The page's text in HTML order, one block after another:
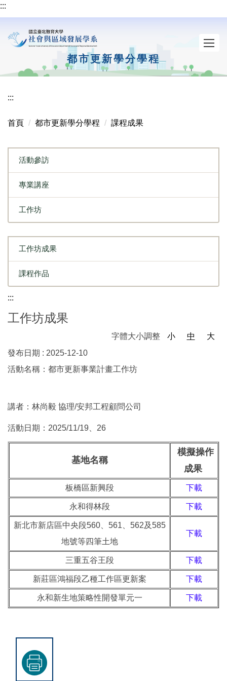
跳
到
主
要
:::
都市更新學分學程
:::
首頁 都市更新學分學程 課程成果
活動參訪
專業講座
工作坊
工作坊成果
課程作品
:::
工作坊成果
字體大小調整 小 中
大
發布日期 : 2025-12-10
活動名稱：都市更新事業計畫工作坊
講者：林尚毅 協理/安邦工程顧問公司
活動日期：2025/11/19、26
基地名稱
模擬操作
成果
板橋區新興段 下載
永和得林段 下載
新北市新店區中央段560、561、562及585
地號等四筆土地
下載
三重五谷王段 下載
新莊區鴻福段乙種工作區更新案 下載
永和新生地策略性開發單元一 下載